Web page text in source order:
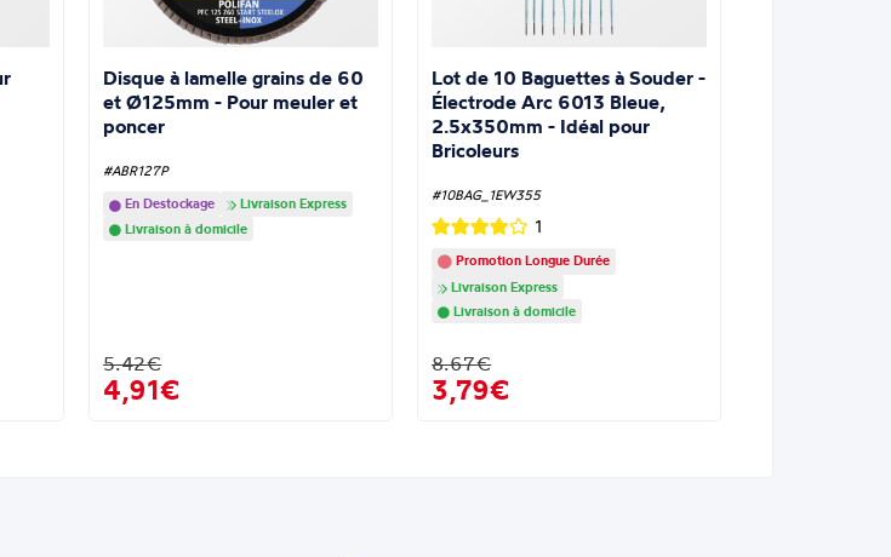
Disque à lamelle grains de 60
et Ø125mm - Pour meuler et
poncer
#ABR127P
En Destockage
Livraison Express
Livraison à domicile
5.42€
4,91€
Lot de 10 Baguettes à Souder -
Électrode Arc 6013 Bleue,
2.5x350mm - Idéal pour
Bricoleurs
#10BAG_1EW355
1
Promotion Longue Durée
Livraison Express
Livraison à domicile
8.67€
3,79€